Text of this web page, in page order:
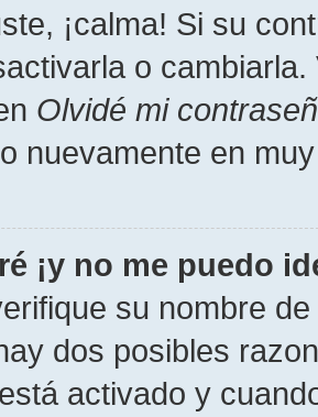
¡calma! Si su
o
Olvidé mi
nuevamente en
¡y no me puedo
su nombre
dos posibles
activado y